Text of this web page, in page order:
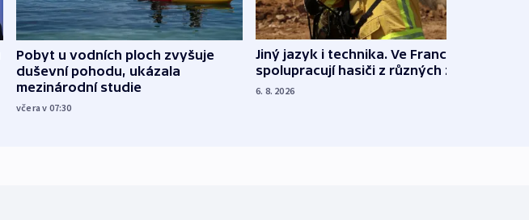
Pobyt u vodních ploch zvyšuje
duševní pohodu, ukázala
mezinárodní studie
včera v 07:30
Jiný jazyk i technika. Ve Francii
spolupracují hasiči z různých zemí
6. 8. 2026